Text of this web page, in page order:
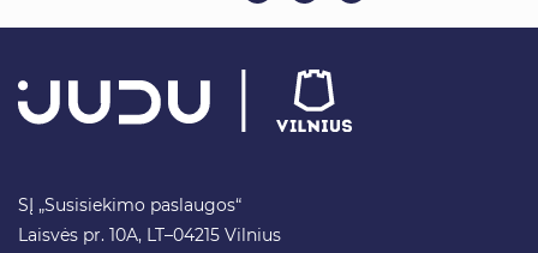
SĮ „Susisiekimo paslaugos“
Laisvės pr. 10A, LT–04215 Vilnius